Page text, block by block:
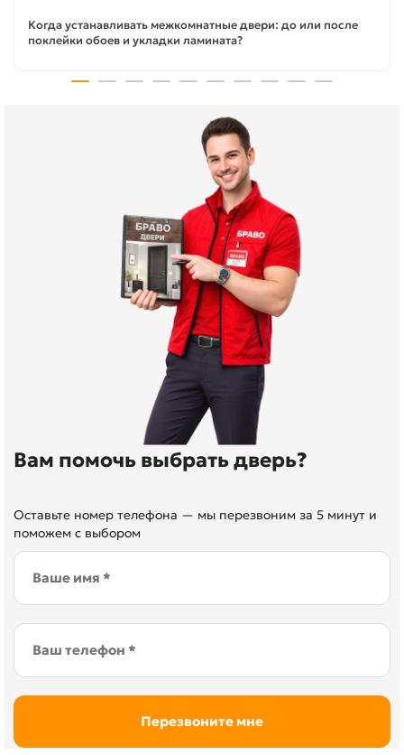
Когда устанавливать межкомнатные двери: до или после
поклейки обоев и укладки ламината?
Вам помочь выбрать дверь?
Оставьте номер телефона — мы перезвоним за 5 минут и
поможем с выбором